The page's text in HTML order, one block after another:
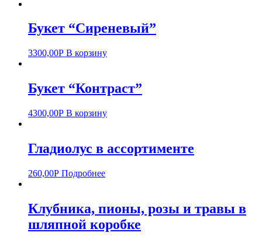
Букет “Сиреневый”
3300,00Р В корзину
Букет “Контраст”
4300,00Р В корзину
Гладиолус в ассортименте
260,00Р Подробнее
Клубника, пионы, розы и травы в
шляпной коробке